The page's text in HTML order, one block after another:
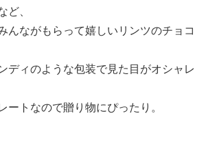
ど、
んながもらって嬉しいリンツのチョコ
ディのような包装で見た目がオシャレ
ートなので贈り物にぴったり。